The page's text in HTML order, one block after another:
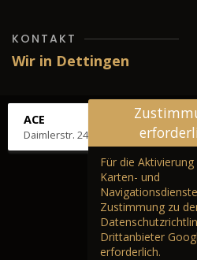
KONTAKT
Wir in Dettingen
ACE
Daimlerstr. 24, 72581 Dettingen
Für die Aktivierung
Karten- und
Zustimmung zu
Drittanbieter
erforderlich.